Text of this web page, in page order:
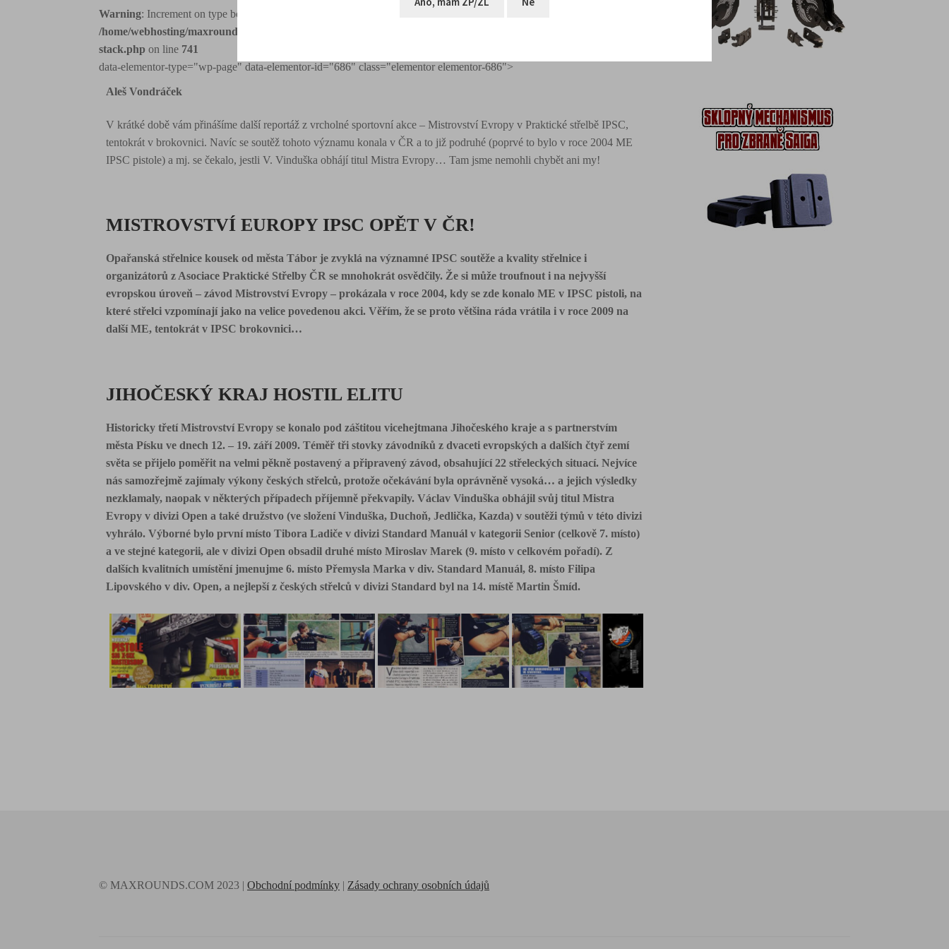
Warning: Increment on type bool has no effect, this will change in the next major version of PHP in
/home/webhosting/maxrounds.com/html/www.maxrounds.com/wp-content/plugins/elementor/includes/base/controls-
stack.php on line 741
data-elementor-type="wp-page" data-elementor-id="686" class="elementor elementor-686">
Aleš Vondráček
V krátké době vám přiná­šíme další reportáž z vrcholné sportovní akce – Mistrovství Evropy v Praktické střelbě IPSC,
tentokrát v brokovnici. Navíc se soutěž tohoto významu konala v ČR a to již podruhé (poprvé to bylo v roce 2004 ME
IPSC pistole) a mj. se čekalo, jestli V. Vinduška obhájí titul Mistra Evropy… Tam jsme nemohli chybět ani my!
MISTROVSTVÍ EUROPY IPSC OPĚT V ČR!
Opařanská střelnice kousek od města Tábor je zvyklá na významné IPSC soutěže a kvality střelnice i
organizátorů z Asociace Praktické Střelby ČR se mnohokrát osvědčily. Že si může troufnout i na nejvyšší
evropskou úroveň – závod Mistrovství Evropy – prokázala v roce 2004, kdy se zde konalo ME v IPSC pistoli, na
které střelci vzpomínají jako na velice povedenou akci. Věřím, že se proto většina ráda vrátila i v roce 2009 na
další ME, tentokrát v IPSC brokovnici…
JIHOČESKÝ KRAJ HOSTIL ELITU
Historicky třetí Mistrovství Evropy se ko­nalo pod záštitou vicehejtmana Jihočeské­ho kraje a s partnerstvím
města Písku ve dnech 12. – 19. září 2009. Téměř tři stov­ky závodníků z dvaceti evropských a dal­ších čtyř zemí
světa se přijelo poměřit na velmi pěkně postavený a připravený zá­vod, obsahující 22 střeleckých situací. Nejvíce
nás samozřejmě zajímaly výkony českých střelců, protože očekávání byla oprávněně vysoká… a jejich výsledky
ne­zklamaly, naopak v některých případech příjemně překvapily. Václav Vinduška obhájil svůj titul Mistra
Evropy v divizi Open a také družstvo (ve složení Vinduška, Duchoň, Jedlička, Kazda) v soutěži týmů v této divizi
vyhrálo. Výborné bylo první místo Tibora Ladiče v divizi Standard Manuál v kategorii Se­nior (celkově 7. místo)
a ve stejné kategorii, ale v divizi Open obsadil druhé místo Miroslav Marek (9. místo v celkovém pořadí). Z
dalších kvalitních umístění jmenujme 6. místo Přemysla Marka v div. Standard Manuál, 8. místo Filipa
Lipovského v div. Open, a nejlepší z čes­kých střelců v divizi Standard byl na 14. mís­tě Martin Šmíd.
© MAXROUNDS.COM 2023 |Obchodní podmínky | Zásady ochrany osobních údajů